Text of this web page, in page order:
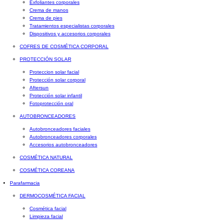
Exfoliantes corporales
Crema de manos
Crema de pies
Tratamientos especialistas corporales
Dispositivos y accesorios corporales
COFRES DE COSMÉTICA CORPORAL
PROTECCIÓN SOLAR
Proteccion solar facial
Protección solar corporal
Aftersun
Protección solar infantil
Fotoprotección oral
AUTOBRONCEADORES
Autobronceadores faciales
Autobronceadores corporales
Accesorios autobronceadores
COSMÉTICA NATURAL
COSMÉTICA COREANA
Parafarmacia
DERMOCOSMÉTICA FACIAL
Cosmética facial
Limpieza facial